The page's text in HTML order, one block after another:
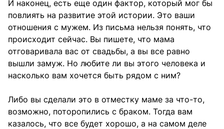
И наконец, есть еще один фактор, который мог бы
повлиять на развитие этой истории. Это ваши
отношения с мужем. Из письма нельзя понять, что
происходит сейчас. Вы пишете, что мама
отговаривала вас от свадьбы, а вы все равно
вышли замуж. Но любите ли вы этого человека и
насколько вам хочется быть рядом с ним?
Либо вы сделали это в отместку маме за что-то,
возможно, поторопились с браком. Тогда вам
казалось, что все будет хорошо, а на самом деле